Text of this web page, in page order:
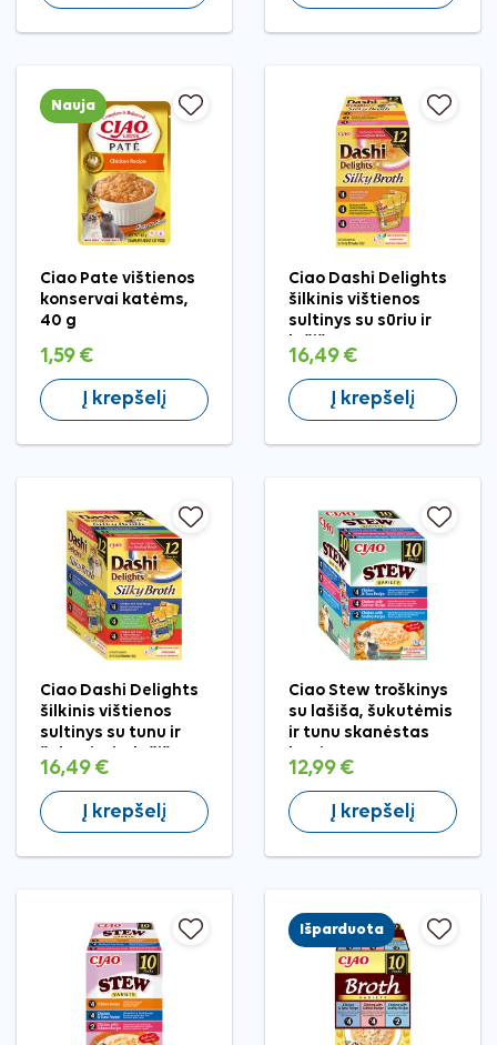
Nauja
Ciao Pate vištienos
konservai katėms,
40 g
1,59 €
Į krepšelį
Ciao Dashi Delights
šilkinis vištienos
sultinys su sūriu ir
16,49 €
Į krepšelį
Ciao Dashi Delights
šilkinis vištienos
sultinys su tunu ir
vnt.
16,49 €
Į krepšelį
Ciao Stew troškinys
su lašiša, šukutėmis
ir tunu skanėstas
12,99 €
Į krepšelį
Išparduota